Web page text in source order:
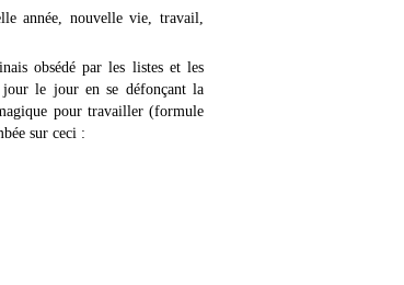
année, nouvelle vie, travail,
obsédé par les listes et les
jour le jour en se défonçant la
pour travailler (formule
sur ceci :